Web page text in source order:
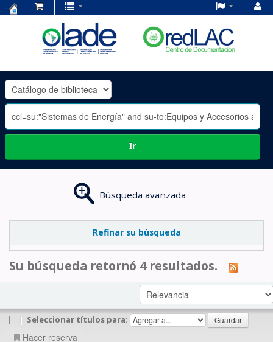
OLADE
-
Ir
Búsqueda avanzada
Refinar su búsqueda
Su búsqueda retornó 4 resultados.
| | Seleccionar títulos para:
Hacer reserva